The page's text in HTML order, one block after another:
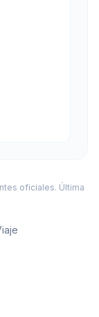
oficiales. Última